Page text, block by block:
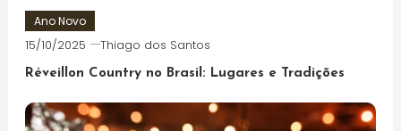
Ano Novo
15/10/2025 Thiago dos Santos
Réveillon Country no Brasil: Lugares e Tradições